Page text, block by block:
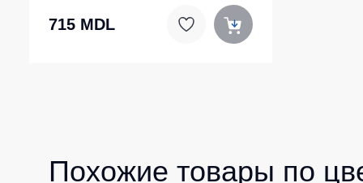
715 MDL
Похожие товары по